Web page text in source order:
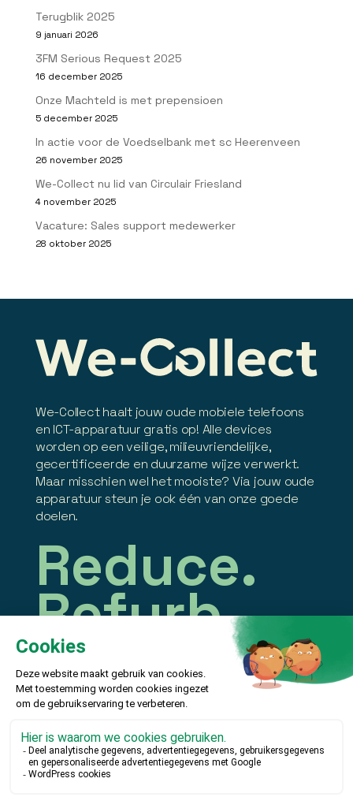
Terugblik 2025
9 januari 2026
3FM Serious Request 2025
16 december 2025
Onze Machteld is met prepensioen
5 december 2025
In actie voor de Voedselbank met sc Heerenveen
26 november 2025
We-Collect nu lid van Circulair Friesland
4 november 2025
Vacature: Sales support medewerker
28 oktober 2025
We-Collect haalt jouw oude mobiele telefoons
en ICT-apparatuur gratis op! Alle devices
worden op een veilige, milieuvriendelijke,
gecertificeerde en duurzame wijze verwerkt.
Maar misschien wel het mooiste? Via jouw oude
apparatuur steun je ook één van onze goede
doelen.
Reduce.
Refurb.
Recycle.
  